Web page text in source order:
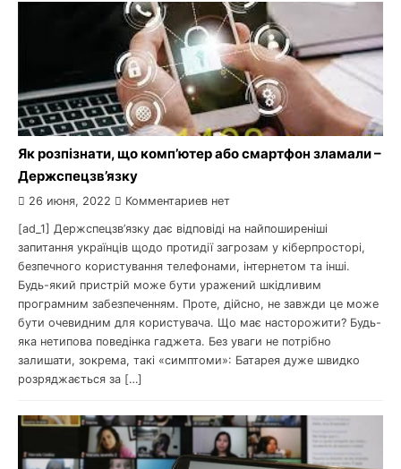
Як розпізнати, що комп’ютер або смартфон зламали –
Держспецзв’язку
26 июня, 2022 Комментариев нет
[ad_1] Держспецзв’язку дає відповіді на найпоширеніші
запитання українців щодо протидії загрозам у кіберпросторі,
безпечного користування телефонами, інтернетом та інші.
Будь-який пристрій може бути уражений шкідливим
програмним забезпеченням. Проте, дійсно, не завжди це може
бути очевидним для користувача. Що має насторожити? Будь-
яка нетипова поведінка гаджета. Без уваги не потрібно
залишати, зокрема, такі «симптоми»: Батарея дуже швидко
розряджається за […]